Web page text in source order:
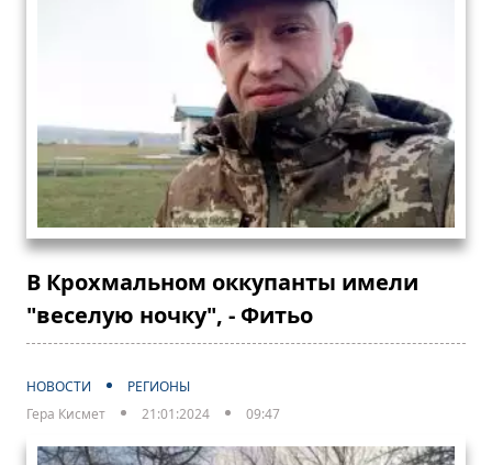
В Крохмальном оккупанты имели
"веселую ночку", - Фитьо
НОВОСТИ
РЕГИОНЫ
Гера Кисмет
21:01:2024 09:47